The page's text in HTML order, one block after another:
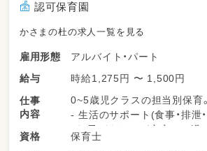
認可保育園
かさまの杜の求人一覧を見る
雇用形態
アルバイト・パート
給与
時給1,275円 〜 1,500円
仕事
内容
0~5歳児クラスの担当別保育。
- 生活のサポート(食事・排泄
ど、子どもたちが安心して過
生活を支えます。
資格
保育士